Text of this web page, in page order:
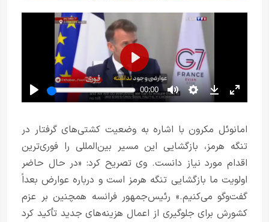
امانوئل مکرون با اشاره به وضعیت کشتی‌های گرفتار در
تنگه هرمز، بازگشایی این مسیر بین‌المللی را فوری‌ترین
اقدام مورد نیاز دانست. وی تصریح کرد: «در حال حاضر
اولویت ما بازگشایی تنگه هرمز است و درباره عوارض بعداً
گفت‌وگو می‌کنیم.» رئیس‌جمهور فرانسه همچنین بر عزم
کشورش برای جلوگیری از اعمال هزینه‌های جدید تأکید کرد